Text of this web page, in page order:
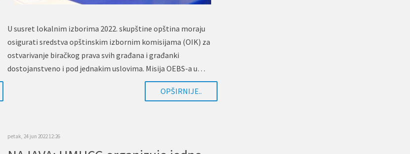
U susret lokalnim izborima 2022. skupštine opština moraju
osigurati sredstva opštinskim izbornim komisijama (OIK) za
ostvarivanje biračkog prava svih građana i građanki
dostojanstveno i pod jednakim uslovima. Misija OEBS-a u…
OPŠIRNIJE..
petak, 24 jun 2022 12:26